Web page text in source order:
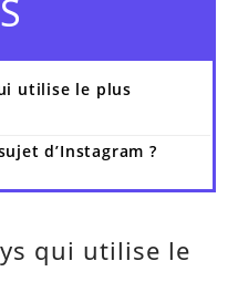
utilise le plus
d’Instagram ?
qui utilise le